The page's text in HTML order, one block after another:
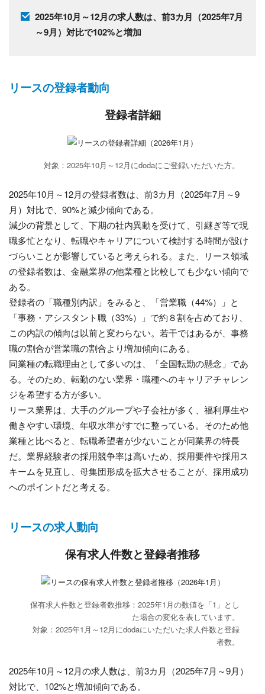
2025年10月～12月の求人数は、前3カ月（2025年7月
～9月）対比で102%と増加
リースの登録者動向
登録者詳細
対象：2025年10月～12月にdodaにご登録いただいた方。
2025年10月～12月の登録者数は、前3カ月（2025年7月～9
月）対比で、90%と減少傾向である。
減少の背景として、下期の社内異動を受けて、引継ぎ等で現
職多忙となり、転職やキャリアについて検討する時間が設け
づらいことが影響していると考えられる。また、リース領域
の登録者数は、金融業界の他業種と比較しても少ない傾向で
ある。
登録者の「職種別内訳」をみると、「営業職（44%）」と
「事務・アシスタント職（33%）」で約８割を占めており、
この内訳の傾向は以前と変わらない。若干ではあるが、事務
職の割合が営業職の割合より増加傾向にある。
同業種の転職理由として多いのは、「全国転勤の懸念」であ
る。そのため、転勤のない業界・職種へのキャリアチャレン
ジを希望する方が多い。
リース業界は、大手のグループや子会社が多く、福利厚生や
働きやすい環境、年収水準がすでに整っている。そのため他
業種と比べると、転職希望者が少ないことが同業界の特長
だ。業界経験者の採用競争率は高いため、採用要件や採用ス
キームを見直し、母集団形成を拡大させることが、採用成功
へのポイントだと考える。
リースの求人動向
保有求人件数と登録者推移
保有求人件数と登録者数推移：2025年1月の数値を「1」とし
た場合の変化を表しています。
対象：2025年1月～12月にdodaにいただいた求人件数と登録
者数。
2025年10月～12月の求人数は、前3カ月（2025年7月～9月）
対比で、102%と増加傾向である。